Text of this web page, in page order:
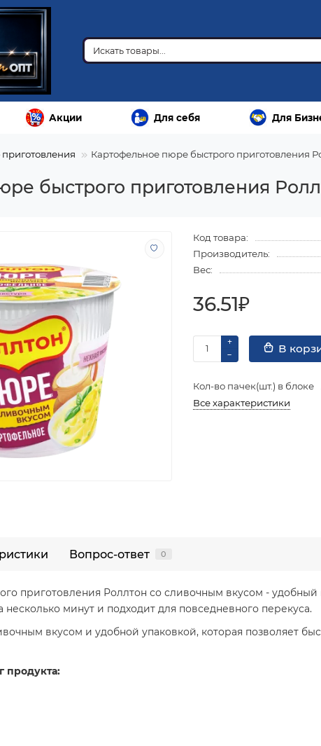
Акции Для себя Для
Картофельное пюре быстрого приготовления
быстрого приготовления
Код товара:
Производитель:
Вес:
36.51₽
В
Кол-во пачек(шт.) в блоке
Все характеристики
Вопрос-ответ 0
приготовления Роллтон со сливочным вкусом -
несколько минут и подходит для повседневного перекуса.
вкусом и удобной упаковкой, которая позволяет
продукта: